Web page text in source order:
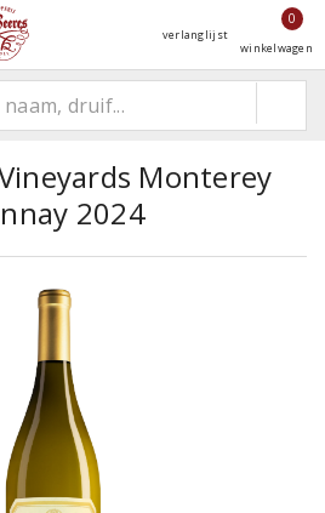
verlanglijst
0
winkelwagen
Monterey
2024